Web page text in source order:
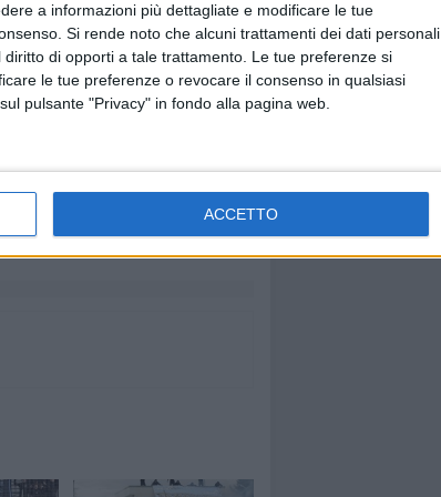
a informazioni più dettagliate e modificare le tue
Si rende noto che alcuni trattamenti dei dati personali
di opporti a tale trattamento. Le tue preferenze si
le tue preferenze o revocare il consenso in qualsiasi
pulsante "Privacy" in fondo alla pagina web.
ACCETTO
i gagliardi pareggi esterni a
batosta interna contro il
di domenica contro il
calcio una piccola realtà
sarà ancora